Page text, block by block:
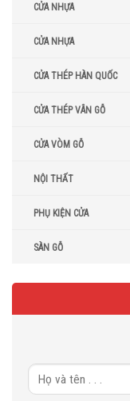
CỬA NHỰA
CỬA NHỰA
CỬA THÉP HÀN QUỐC
CỬA THÉP VÂN GỖ
CỬA VÒM GỖ
NỘI THẤT
PHỤ KIỆN CỬA
SÀN GỖ